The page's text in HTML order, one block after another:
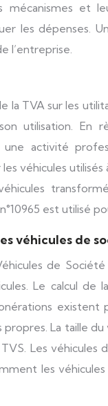
mécanismes et
les dépenses.
l’entreprise.
la TVA sur les
utilisation. En
activité
véhicules
est utilisé
véhicules de
de
Le calcul de
existent
propres. La taille
Les véhicules
les